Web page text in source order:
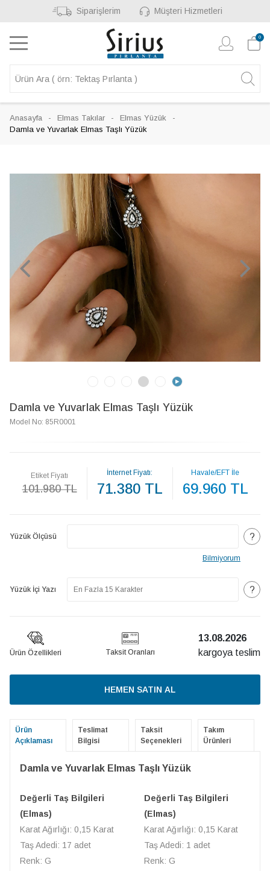
Siparişlerim Müşteri Hizmetleri
0
Anasayfa Elmas Takılar
Elmas Yüzük
Damla ve Yuvarlak Elmas Taşlı Yüzük
Damla ve Yuvarlak Elmas Taşlı Yüzük
Model No: 85R0001
Etiket Fiyatı
101.980 TL
İnternet Fiyatı:
71.380 TL
Havale/EFT İle
69.960 TL
Yüzük Ölçüsü ?
Bilmiyorum
Yüzük İçi Yazı ?
Ürün Özellikleri Taksit Oranları
13.08.2026
kargoya teslim
HEMEN SATIN AL
Ürün
Açıklaması
Teslimat
Bilgisi
Taksit
Seçenekleri
Takım
Ürünleri
Damla ve Yuvarlak Elmas Taşlı Yüzük
Değerli Taş Bilgileri
(Elmas)
Karat Ağırlığı: 0,15 Karat
Taş Adedi: 17 adet
Renk: G
Değerli Taş Bilgileri
(Elmas)
Karat Ağırlığı: 0,15 Karat
Taş Adedi: 1 adet
Renk: G